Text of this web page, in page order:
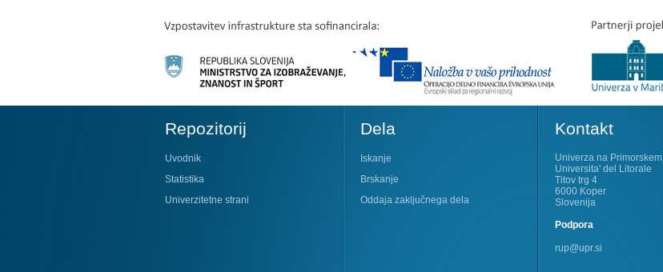
Repozitorij
Uvodnik
Statistika
Univerzitetne strani
Dela
Iskanje
Brskanje
Oddaja zaključnega dela
Kontakt
Univerza na Primorskem
Universita' del Litorale
Titov trg 4
6000 Koper
Slovenija
Podpora
rup@upr.si